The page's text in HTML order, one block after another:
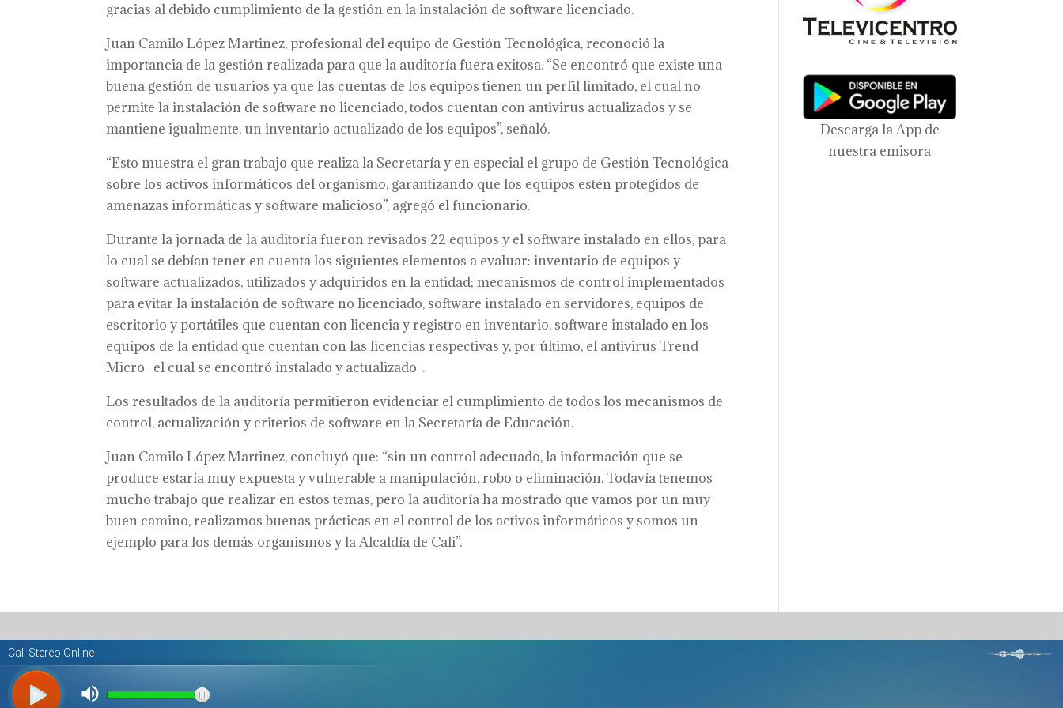
gracias al debido cumplimiento de la gestión en la instalación de software licenciado.
Juan Camilo López Martinez, profesional del equipo de Gestión Tecnológica, reconoció la
importancia de la gestión realizada para que la auditoría fuera exitosa. “Se encontró que existe una
buena gestión de usuarios ya que las cuentas de los equipos tienen un perfil limitado, el cual no
permite la instalación de software no licenciado, todos cuentan con antivirus actualizados y se
mantiene igualmente, un inventario actualizado de los equipos”, señaló.
“Esto muestra el gran trabajo que realiza la Secretaría y en especial el grupo de Gestión Tecnológica
sobre los activos informáticos del organismo, garantizando que los equipos estén protegidos de
amenazas informáticas y software malicioso”, agregó el funcionario.
Durante la jornada de la auditoría fueron revisados 22 equipos y el software instalado en ellos, para
lo cual se debían tener en cuenta los siguientes elementos a evaluar: inventario de equipos y
software actualizados, utilizados y adquiridos en la entidad; mecanismos de control implementados
para evitar la instalación de software no licenciado, software instalado en servidores, equipos de
escritorio y portátiles que cuentan con licencia y registro en inventario, software instalado en los
equipos de la entidad que cuentan con las licencias respectivas y, por último, el antivirus Trend
Micro -el cual se encontró instalado y actualizado-.
Los resultados de la auditoría permitieron evidenciar el cumplimiento de todos los mecanismos de
control, actualización y criterios de software en la Secretaría de Educación.
Juan Camilo López Martinez, concluyó que: “sin un control adecuado, la información que se
produce estaría muy expuesta y vulnerable a manipulación, robo o eliminación. Todavía tenemos
mucho trabajo que realizar en estos temas, pero la auditoría ha mostrado que vamos por un muy
buen camino, realizamos buenas prácticas en el control de los activos informáticos y somos un
ejemplo para los demás organismos y la Alcaldía de Cali”.
Descarga la App de
nuestra emisora